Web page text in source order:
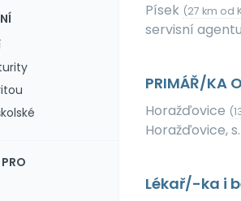
Písek (27 km od
servisní
PRIMÁŘ/KA
Horažďovice
Horažďovice,
Lékař/-ka i